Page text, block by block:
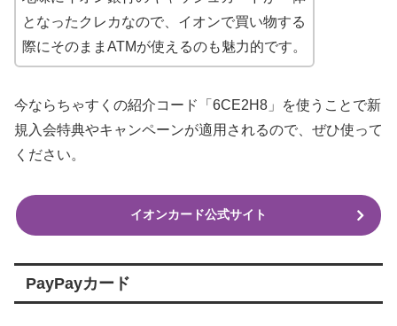
となったクレカなので、イオンで買い物する
際にそのままATMが使えるのも魅力的です。
今ならちゃすくの紹介コード「6CE2H8」を使うことで新
規入会特典やキャンペーンが適用されるので、ぜひ使って
ください。
イオンカード公式サイト
PayPayカード